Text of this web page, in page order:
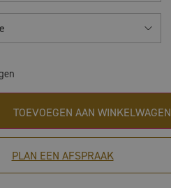
TOEVOEGEN AAN WINKELWAGEN
PLAN EEN AFSPRAAK